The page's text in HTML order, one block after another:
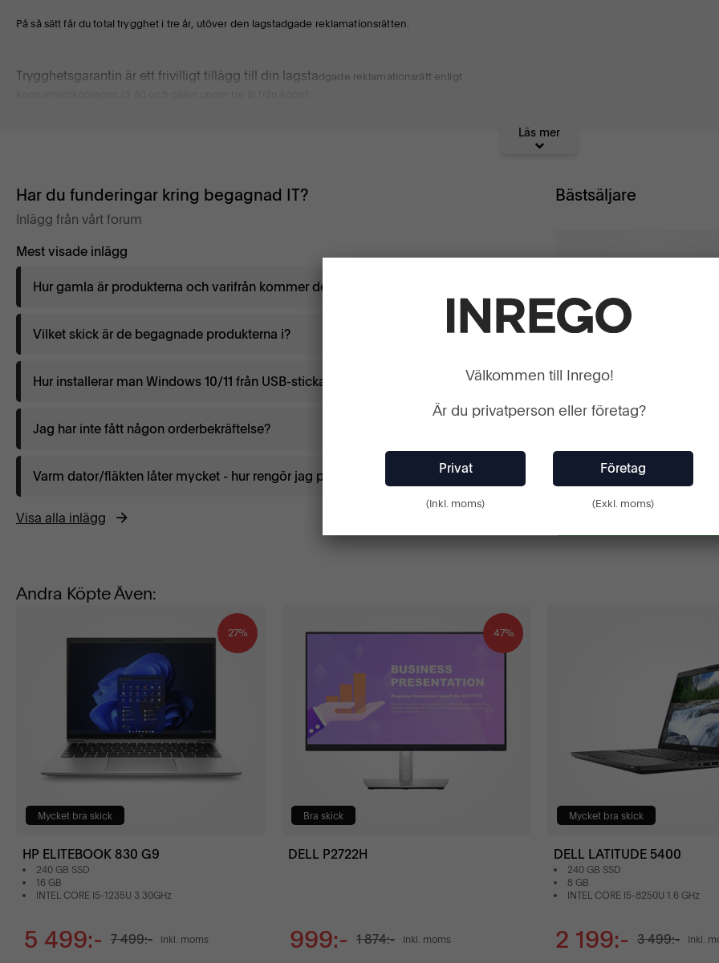
På så sätt får du total trygghet i tre år, utöver den lagstadgade reklamationsrätten.
Trygghetsgarantin är ett frivilligt tillägg till din lagstadgade reklamationsrätt enligt
Läs mer
Har du funderingar kring begagnad IT?
Inlägg från vårt forum
Mest visade inlägg
Hur gamla är produkterna och varifrån kommer de?
Vilket skick är de begagnade produkterna i?
Hur installerar man Windows 10/11 från USB-sticka?
Jag har inte fått någon orderbekräftelse?
Varm dator/fläkten låter mycket - hur rengör jag på bästa sätt?
Visa alla inlägg
Bästsäljare
Windows 11 Pro
0:- Inkl. moms
Färre än 10 kvar i lager
+ Lägg till
Andra Köpte Även:
27%
Mycket bra skick
HP ELITEBOOK 830 G9
240 GB SSD
16 GB
INTEL CORE I5-1235U 3.30GHz
5 499:- 7 499:- Inkl. moms
47%
Bra skick
DELL P2722H
999:- 1 874:- Inkl. moms
Mycket bra skick
DELL LATITUDE 5400
240 GB SSD
8 GB
INTEL CORE I5-8250U 1.6 GHz
2 199:- 3 499:- Inkl.
Välkommen till Inrego!
Är du privatperson eller företag?
(Inkl. moms) (Exkl. moms)